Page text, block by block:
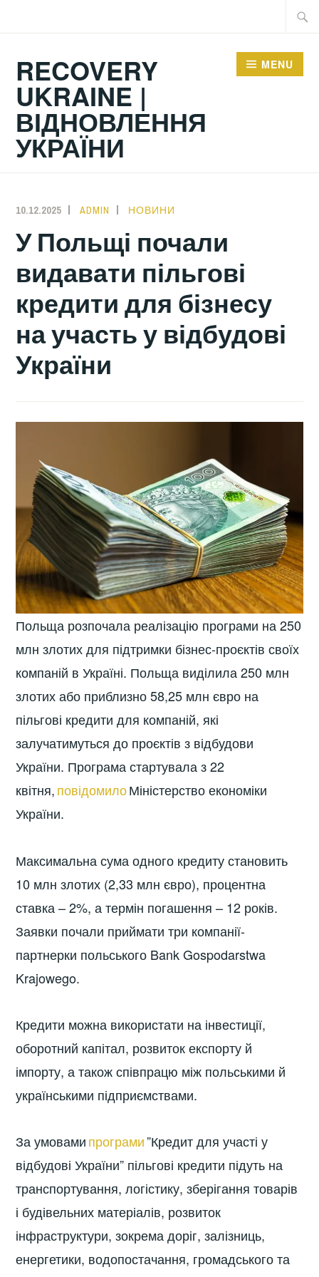
RECOVERY
UKRAINE |
ВІДНОВЛЕННЯ
УКРАЇНИ
MENU
10.12.2025 ADMIN НОВИНИ
У Польщі почали
видавати пільгові
кредити для бізнесу
на участь у відбудові
України
Польща розпочала реалізацію програми на 250
млн злотих для підтримки бізнес-проєктів своїх
компаній в Україні. Польща виділила 250 млн
злотих або приблизно 58,25 млн євро на
пільгові кредити для компаній, які
залучатимуться до проєктів з відбудови
України. Програма стартувала з 22
квітня,повідомилоМіністерство економіки
України.
Максимальна сума одного кредиту становить
10 млн злотих (2,33 млн євро), процентна
ставка – 2%, а термін погашення – 12 років.
Заявки почали приймати три компанії-
партнерки польського Bank Gospodarstwa
Krajowego.
Кредити можна використати на інвестиції,
оборотний капітал, розвиток експорту й
імпорту, а також співпрацю між польськими й
українськими підприємствами.
За умовамипрограми”Кредит для участі у
відбудові України” пільгові кредити підуть на
транспортування, логістику, зберігання товарів
і будівельних матеріалів, розвиток
інфраструктури, зокрема доріг, залізниць,
енергетики, водопостачання, громадського та